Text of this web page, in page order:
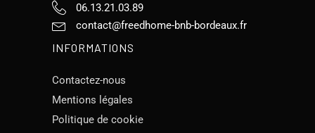
06.13.21.03.89
contact@freedhome-bnb-bordeaux.fr
INFORMATIONS
Contactez-nous
Mentions légales
Politique de cookie